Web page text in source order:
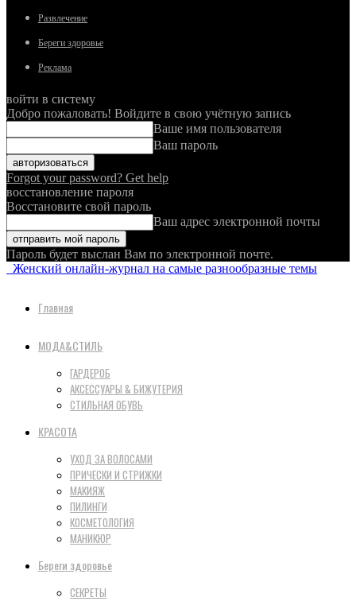
Развлечение
Береги здоровье
Реклама
войти в систему
Добро пожаловать! Войдите в свою учётную запись
Ваше имя пользователя
Ваш пароль
Forgot your password? Get help
восстановление пароля
Восстановите свой пароль
Ваш адрес электронной почты
Пароль будет выслан Вам по электронной почте.
Женский онлайн-журнал на самые разнообразные темы
Главная
МОДА&СТИЛЬ
ГАРДЕРОБ
АКСЕССУАРЫ & БИЖУТЕРИЯ
СТИЛЬНАЯ ОБУВЬ
КРАСОТА
УХОД ЗА ВОЛОСАМИ
ПРИЧЕСКИ И СТРИЖКИ
МАКИЯЖ
ПИЛИНГИ
КОСМЕТОЛОГИЯ
МАНИКЮР
Береги здоровье
СЕКРЕТЫ